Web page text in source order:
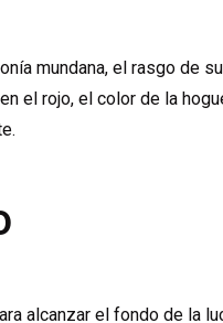
mundana, el rasgo de
el rojo, el color de la
alcanzar el fondo de la